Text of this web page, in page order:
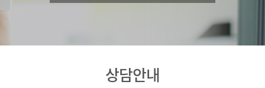
상담안내